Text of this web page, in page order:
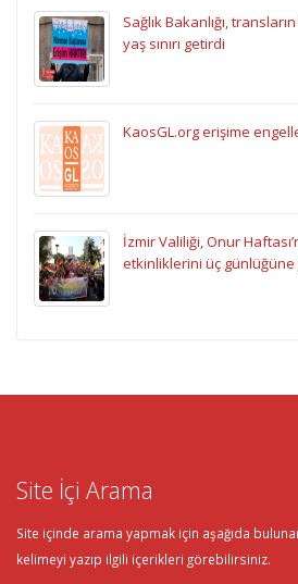
Sağlık Bakanlığı,
yaş sınırı getirdi
KaosGL.org erişime
İzmir Valiliği, Onur
etkinliklerini üç günlüğüne
Site İçi Arama
Site içinde arama yapmak için aşağıda
kelimeyi yazıp ilgili içerikleri görebilirsiniz.